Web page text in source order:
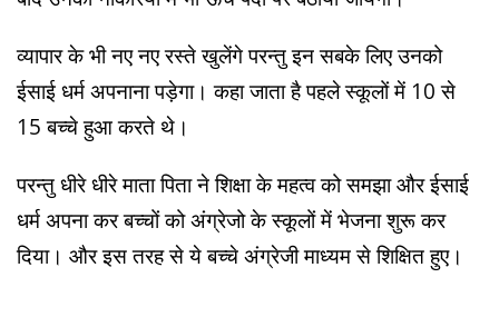
व्यापार के भी नए नए रस्ते खुलेंगे परन्तु इन सबके लिए उनको
ईसाई धर्म अपनाना पड़ेगा। कहा जाता है पहले स्कूलों में 10 से
15 बच्चे हुआ करते थे।
परन्तु धीरे धीरे माता पिता ने शिक्षा के महत्व को समझा और ईसाई
धर्म अपना कर बच्चों को अंग्रेजो के स्कूलों में भेजना शुरू कर
दिया। और इस तरह से ये बच्चे अंग्रेजी माध्यम से शिक्षित हुए।